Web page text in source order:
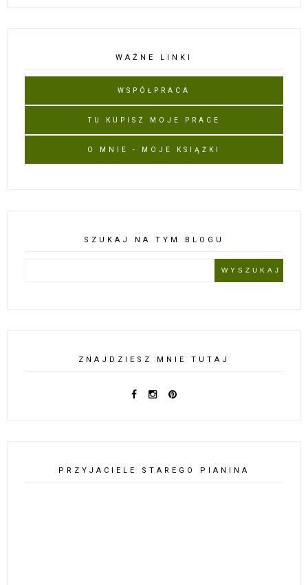
WAŻNE LINKI
WSPÓŁPRACA
TU KUPISZ MOJE PRACE
O MNIE - MOJE KSIĄŻKI
SZUKAJ NA TYM BLOGU
ZNAJDZIESZ MNIE TUTAJ
PRZYJACIELE STAREGO PIANINA